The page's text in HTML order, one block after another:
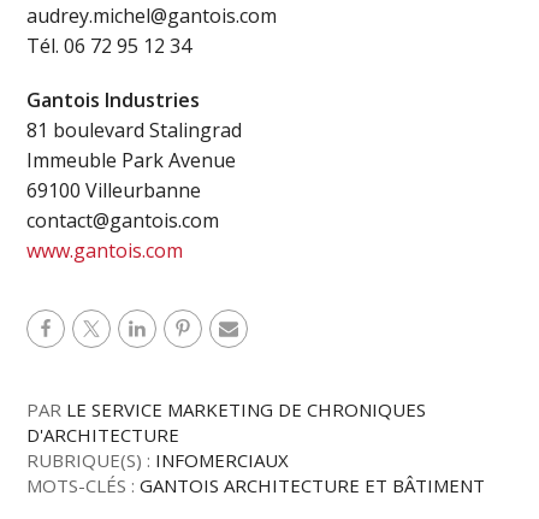
audrey.michel@gantois.com
Tél. 06 72 95 12 34
Gantois Industries
81 boulevard Stalingrad
Immeuble Park Avenue
69100 Villeurbanne
contact@gantois.com
www.gantois.com
PAR LE SERVICE MARKETING DE CHRONIQUES
D'ARCHITECTURE
RUBRIQUE(S) : INFOMERCIAUX
MOTS-CLÉS :GANTOIS ARCHITECTURE ET BÂTIMENT